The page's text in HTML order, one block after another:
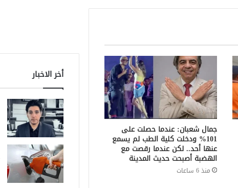
جمال شعبان: عندما حصلت على
101% ودخلت كلية الطب لم يسمع
عنها أحد.. لكن عندما رقصت مع
الهضبة أصبحت حديث المدينة
منذ 6 ساعات
أخر الاخبار